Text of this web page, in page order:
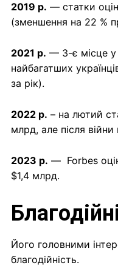
2019 р. — статки
(зменшення на 22 %
2021 р. — 3-є місце
найбагатших
за рік).
2022 р. – на лютий
млрд, але після
2023 р. — Forbes
$1,4 млрд.
Його головними
благодійність.